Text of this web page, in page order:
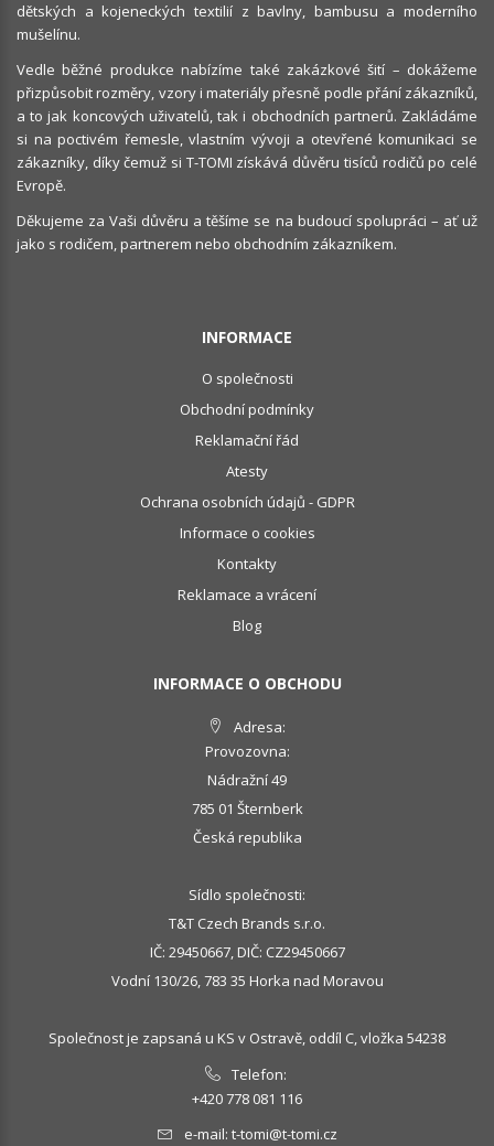
dětských a kojeneckých textilií z bavlny, bambusu a moderního
mušelínu.
Vedle běžné produkce nabízíme také zakázkové šití – dokážeme
přizpůsobit rozměry, vzory i materiály přesně podle přání zákazníků,
a to jak koncových uživatelů, tak i obchodních partnerů. Zakládáme
si na poctivém řemesle, vlastním vývoji a otevřené komunikaci se
zákazníky, díky čemuž si T-TOMI získává důvěru tisíců rodičů po celé
Evropě.
Děkujeme za Vaši důvěru a těšíme se na budoucí spolupráci – ať už
jako s rodičem, partnerem nebo obchodním zákazníkem.
INFORMACE
O společnosti
Obchodní podmínky
Reklamační řád
Atesty
Ochrana osobních údajů - GDPR
Informace o cookies
Kontakty
Reklamace a vrácení
Blog
INFORMACE O OBCHODU
Adresa:
Provozovna:
Nádražní 49
785 01 Šternberk
Česká republika
Sídlo společnosti:
T&T Czech Brands s.r.o.
IČ: 29450667, DIČ: CZ29450667
Vodní 130/26, 783 35 Horka nad Moravou
Společnost je zapsaná u KS v Ostravě, oddíl C, vložka 54238
Telefon:
+420 778 081 116
e-mail: t-tomi@t-tomi.cz